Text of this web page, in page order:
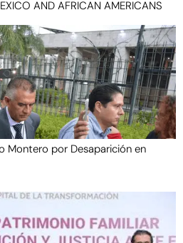
AND AFRICAN AMERICANS
Montero por Desaparición en